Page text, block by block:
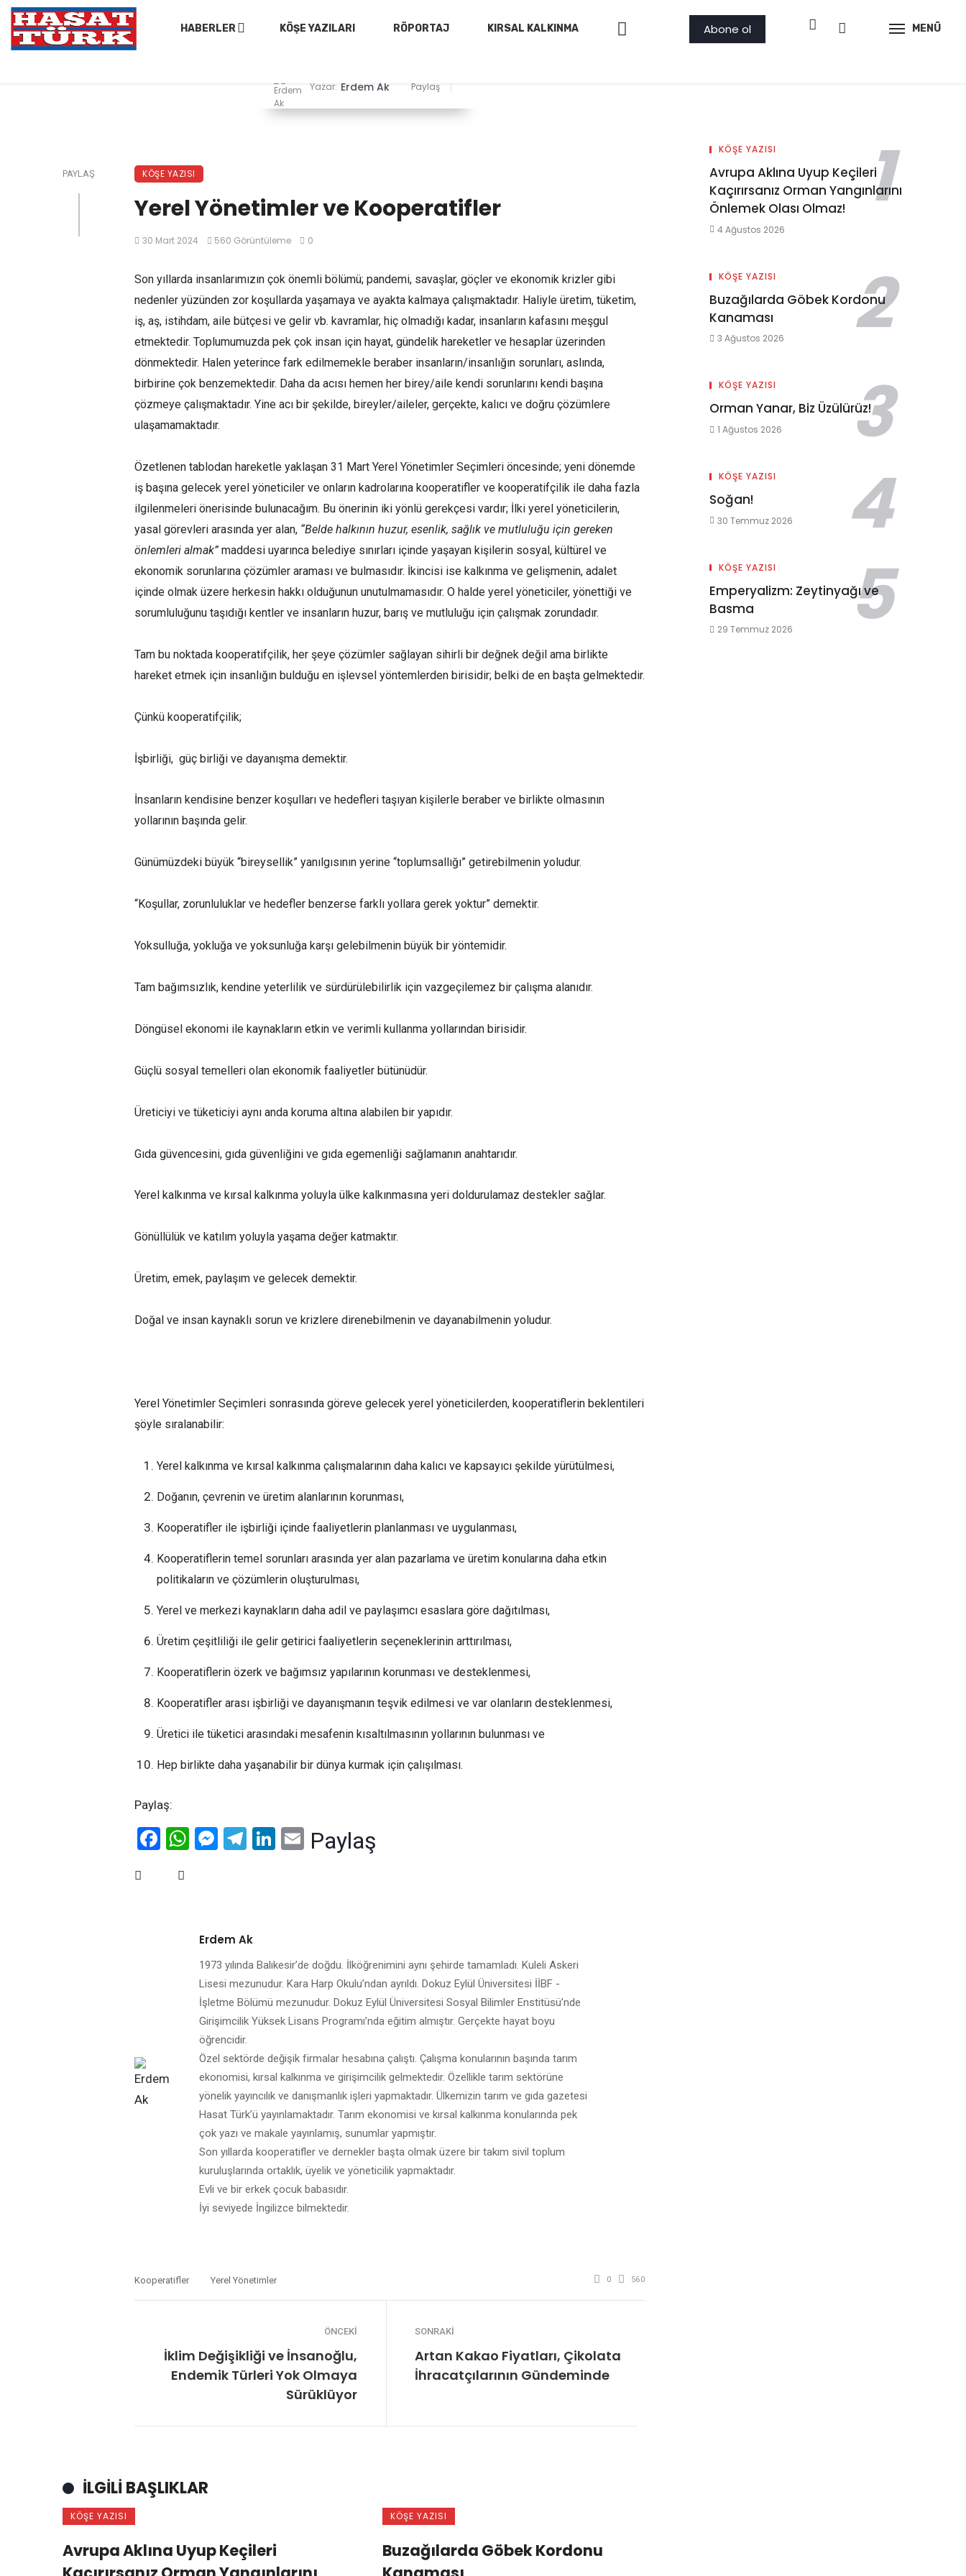
HABERLER KÖŞE YAZILARI RÖPORTAJ KIRSAL KALKINMA Abone ol MENÜ
Yazar: Erdem Ak Paylaş
PAYLAŞ KÖŞE YAZISI
Yerel Yönetimler ve Kooperatifler
30 Mart 2024 560 Görüntüleme 0
Son yıllarda insanlarımızın çok önemli bölümü; pandemi, savaşlar, göçler ve ekonomik krizler gibi
nedenler yüzünden zor koşullarda yaşamaya ve ayakta kalmaya çalışmaktadır. Haliyle üretim, tüketim,
iş, aş, istihdam, aile bütçesi ve gelir vb. kavramlar, hiç olmadığı kadar, insanların kafasını meşgul
etmektedir. Toplumumuzda pek çok insan için hayat, gündelik hareketler ve hesaplar üzerinden
dönmektedir. Halen yeterince fark edilmemekle beraber insanların/insanlığın sorunları, aslında,
birbirine çok benzemektedir. Daha da acısı hemen her birey/aile kendi sorunlarını kendi başına
çözmeye çalışmaktadır. Yine acı bir şekilde, bireyler/aileler, gerçekte, kalıcı ve doğru çözümlere
ulaşamamaktadır.
Özetlenen tablodan hareketle yaklaşan 31 Mart Yerel Yönetimler Seçimleri öncesinde; yeni dönemde
iş başına gelecek yerel yöneticiler ve onların kadrolarına kooperatifler ve kooperatifçilik ile daha fazla
ilgilenmeleri önerisinde bulunacağım. Bu önerinin iki yönlü gerekçesi vardır; İlki yerel yöneticilerin,
yasal görevleri arasında yer alan, “Belde halkının huzur, esenlik, sağlık ve mutluluğu için gereken
önlemleri almak” maddesi uyarınca belediye sınırları içinde yaşayan kişilerin sosyal, kültürel ve
ekonomik sorunlarına çözümler araması ve bulmasıdır. İkincisi ise kalkınma ve gelişmenin, adalet
içinde olmak üzere herkesin hakkı olduğunun unutulmamasıdır. O halde yerel yöneticiler, yönettiği ve
sorumluluğunu taşıdığı kentler ve insanların huzur, barış ve mutluluğu için çalışmak zorundadır.
Tam bu noktada kooperatifçilik, her şeye çözümler sağlayan sihirli bir değnek değil ama birlikte
hareket etmek için insanlığın bulduğu en işlevsel yöntemlerden birisidir; belki de en başta gelmektedir.
Çünkü kooperatifçilik;
İşbirliği, güç birliği ve dayanışma demektir.
İnsanların kendisine benzer koşulları ve hedefleri taşıyan kişilerle beraber ve birlikte olmasının
yollarının başında gelir.
Günümüzdeki büyük “bireysellik” yanılgısının yerine “toplumsallığı” getirebilmenin yoludur.
“Koşullar, zorunluluklar ve hedefler benzerse farklı yollara gerek yoktur” demektir.
Yoksulluğa, yokluğa ve yoksunluğa karşı gelebilmenin büyük bir yöntemidir.
Tam bağımsızlık, kendine yeterlilik ve sürdürülebilirlik için vazgeçilemez bir çalışma alanıdır.
Döngüsel ekonomi ile kaynakların etkin ve verimli kullanma yollarından birisidir.
Güçlü sosyal temelleri olan ekonomik faaliyetler bütünüdür.
Üreticiyi ve tüketiciyi aynı anda koruma altına alabilen bir yapıdır.
Gıda güvencesini, gıda güvenliğini ve gıda egemenliği sağlamanın anahtarıdır.
Yerel kalkınma ve kırsal kalkınma yoluyla ülke kalkınmasına yeri doldurulamaz destekler sağlar.
Gönüllülük ve katılım yoluyla yaşama değer katmaktır.
Üretim, emek, paylaşım ve gelecek demektir.
Doğal ve insan kaynaklı sorun ve krizlere direnebilmenin ve dayanabilmenin yoludur.
Yerel Yönetimler Seçimleri sonrasında göreve gelecek yerel yöneticilerden, kooperatiflerin beklentileri
şöyle sıralanabilir:
Yerel kalkınma ve kırsal kalkınma çalışmalarının daha kalıcı ve kapsayıcı şekilde yürütülmesi,
Doğanın, çevrenin ve üretim alanlarının korunması,
Kooperatifler ile işbirliği içinde faaliyetlerin planlanması ve uygulanması,
Kooperatiflerin temel sorunları arasında yer alan pazarlama ve üretim konularına daha etkin
politikaların ve çözümlerin oluşturulması,
Yerel ve merkezi kaynakların daha adil ve paylaşımcı esaslara göre dağıtılması,
Üretim çeşitliliği ile gelir getirici faaliyetlerin seçeneklerinin arttırılması,
Kooperatiflerin özerk ve bağımsız yapılarının korunması ve desteklenmesi,
Kooperatifler arası işbirliği ve dayanışmanın teşvik edilmesi ve var olanların desteklenmesi,
Üretici ile tüketici arasındaki mesafenin kısaltılmasının yollarının bulunması ve
Hep birlikte daha yaşanabilir bir dünya kurmak için çalışılması.
Paylaş:
Facebook
WhatsApp
Messenger
Telegram
LinkedIn
Email
Paylaş
Erdem Ak
1973 yılında Balıkesir’de doğdu. İlköğrenimini aynı şehirde tamamladı. Kuleli Askeri
Lisesi mezunudur. Kara Harp Okulu’ndan ayrıldı. Dokuz Eylül Üniversitesi İİBF -
İşletme Bölümü mezunudur. Dokuz Eylül Üniversitesi Sosyal Bilimler Enstitüsü’nde
Girişimcilik Yüksek Lisans Programı’nda eğitim almıştır. Gerçekte hayat boyu
öğrencidir.
Özel sektörde değişik firmalar hesabına çalıştı. Çalışma konularının başında tarım
ekonomisi, kırsal kalkınma ve girişimcilik gelmektedir. Özellikle tarım sektörüne
yönelik yayıncılık ve danışmanlık işleri yapmaktadır. Ülkemizin tarım ve gıda gazetesi
Hasat Türk’ü yayınlamaktadır. Tarım ekonomisi ve kırsal kalkınma konularında pek
çok yazı ve makale yayınlamış, sunumlar yapmıştır.
Son yıllarda kooperatifler ve dernekler başta olmak üzere bir takım sivil toplum
kuruluşlarında ortaklık, üyelik ve yöneticilik yapmaktadır.
Evli ve bir erkek çocuk babasıdır.
İyi seviyede İngilizce bilmektedir.
Kooperatifler Yerel Yönetimler 0 560
ÖNCEKI
İklim Değişikliği ve İnsanoğlu,
Endemik Türleri Yok Olmaya
Sürüklüyor
SONRAKI
Artan Kakao Fiyatları, Çikolata
İhracatçılarının Gündeminde
İLGILI BAŞLIKLAR
KÖŞE YAZISI
Avrupa Aklına Uyup Keçileri
KÖŞE YAZISI
Buzağılarda Göbek Kordonu
KÖŞE YAZISI
Avrupa Aklına Uyup Keçileri
Kaçırırsanız Orman Yangınlarını
Önlemek Olası Olmaz!
4 Ağustos 2026
KÖŞE YAZISI
Buzağılarda Göbek Kordonu
Kanaması
3 Ağustos 2026
KÖŞE YAZISI
Orman Yanar, Biz Üzülürüz!
1 Ağustos 2026
KÖŞE YAZISI
Soğan!
30 Temmuz 2026
KÖŞE YAZISI
Emperyalizm: Zeytinyağı ve
Basma
29 Temmuz 2026